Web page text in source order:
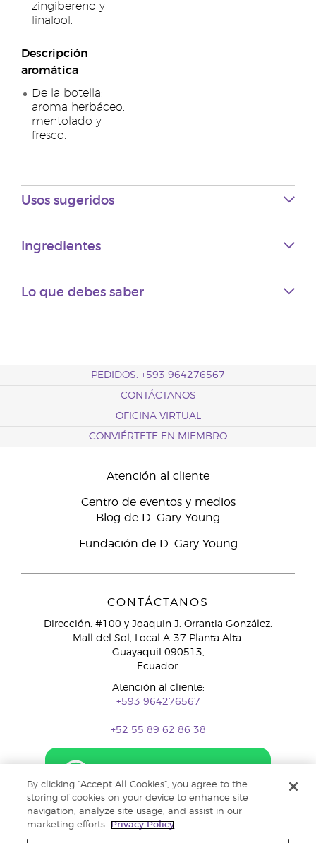
zingibereno y
linalool.
Descripción
aromática
De la botella:
aroma herbáceo,
mentolado y
fresco.
Usos sugeridos
Ingredientes
Lo que debes saber
PEDIDOS: +593 964276567
CONTÁCTANOS
OFICINA VIRTUAL
CONVIÉRTETE EN MIEMBRO
Atención al cliente
Centro de eventos y medios
Blog de D. Gary Young
Fundación de D. Gary Young
CONTÁCTANOS
Dirección: #100 y Joaquin J. Orrantia González.
Mall del Sol, Local A-37 Planta Alta.
Guayaquil 090513,
Ecuador.
Atención al cliente:
+593 964276567
+52 55 89 62 86 38
By clicking “Accept All Cookies”, you agree to the
storing of cookies on your device to enhance site
navigation, analyze site usage, and assist in our
marketing efforts.
Privacy Policy